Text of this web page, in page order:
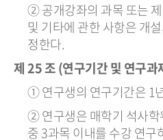
② 공개강좌의 과목 또는
및 기타에 관한 사항은 개
정한다.
제 25 조 (연구기간 및 연구과
① 연구생의 연구기간은 1
② 연구생은 매학기 석사
중 3과목 이내를 수강 연구